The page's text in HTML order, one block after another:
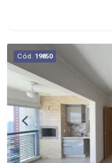
Cód. 19850